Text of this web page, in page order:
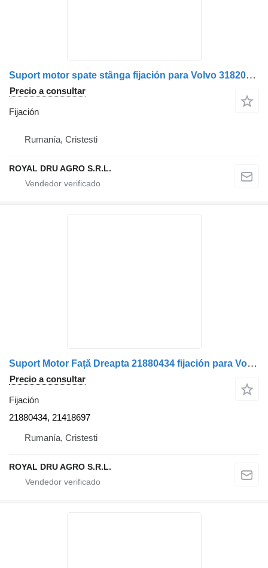
Suport motor spate stânga fijación para Volvo 3182092 camión
Precio a consultar
Fijación
Rumanía, Cristesti
ROYAL DRU AGRO S.R.L.
Suport Motor Față Dreapta 21880434 fijación para Volvo 21880434/21418697 camión
Precio a consultar
Fijación
21880434, 21418697
Rumanía, Cristesti
ROYAL DRU AGRO S.R.L.